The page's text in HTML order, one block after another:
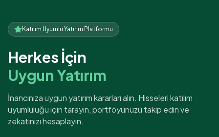
Katılım Uyumlu Yatırım Platformu
Herkes İçin
Uygun Yatırım
İnancınıza uygun yatırım kararları alın. Hisseleri katılım
uyumluluğu için tarayın, portföyünüzü takip edin ve
zekatınızı hesaplayın.